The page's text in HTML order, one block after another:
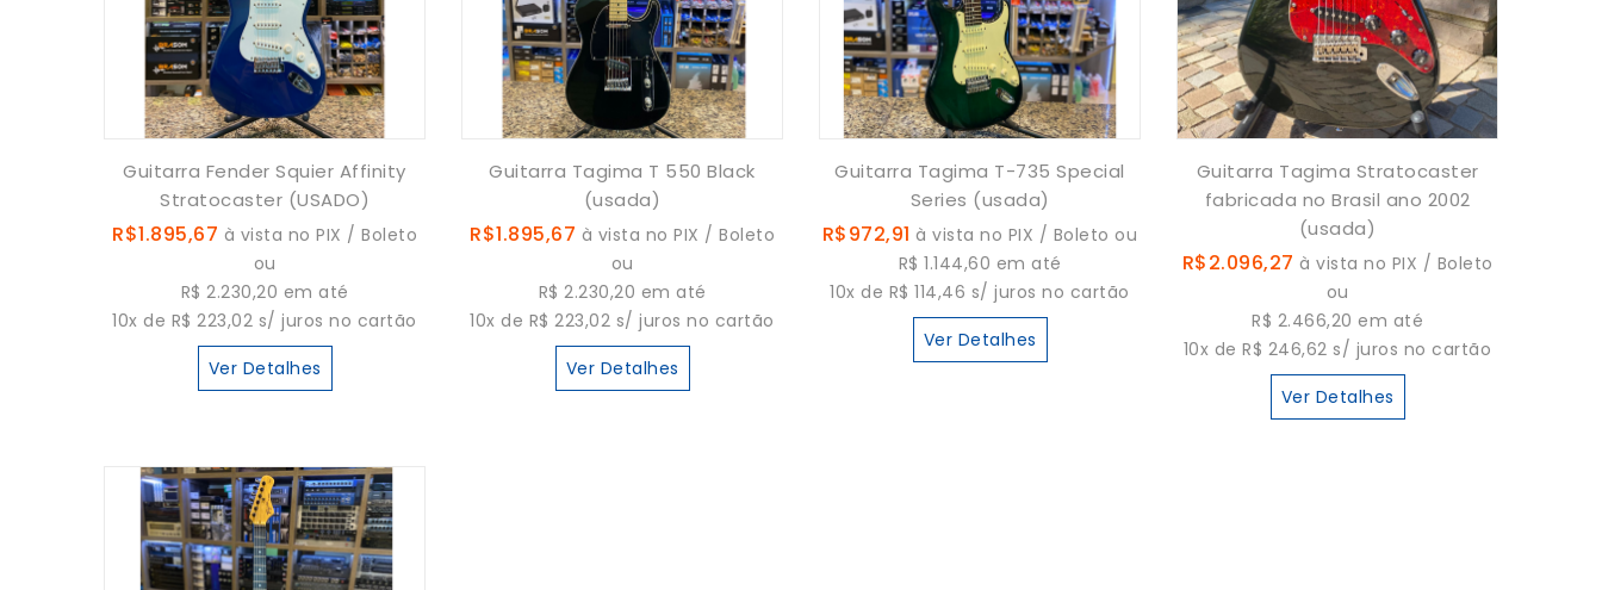
Guitarra Fender Squier Affinity
Stratocaster (USADO)
R$1.895,67 à vista no PIX / Boleto
ou
R$ 2.230,20 em até
10x de R$ 223,02 s/ juros no cartão
Ver Detalhes
Guitarra Tagima T 550 Black
(usada)
R$1.895,67 à vista no PIX / Boleto
ou
R$ 2.230,20 em até
10x de R$ 223,02 s/ juros no cartão
Ver Detalhes
Guitarra Tagima T-735 Special
Series (usada)
R$972,91 à vista no PIX / Boleto ou
R$ 1.144,60 em até
10x de R$ 114,46 s/ juros no cartão
Ver Detalhes
Guitarra Tagima Stratocaster
fabricada no Brasil ano 2002
(usada)
R$2.096,27 à vista no PIX / Boleto
ou
R$ 2.466,20 em até
10x de R$ 246,62 s/ juros no cartão
Ver Detalhes